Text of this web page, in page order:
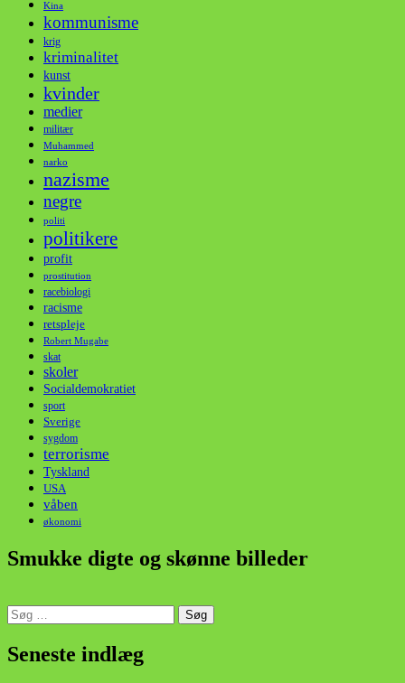
Kina
kommunisme
krig
kriminalitet
kunst
kvinder
medier
militær
Muhammed
narko
nazisme
negre
politi
politikere
profit
prostitution
racebiologi
racisme
retspleje
Robert Mugabe
skat
skoler
Socialdemokratiet
sport
Sverige
sygdom
terrorisme
Tyskland
USA
våben
økonomi
Smukke digte og skønne billeder
Søg
efter:
Seneste indlæg